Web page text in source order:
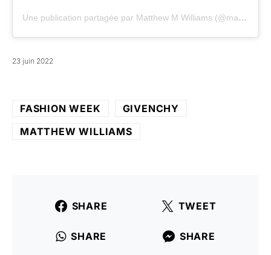
Une publication partagée par Matthew M Williams (@matthewmwilliams)
23 juin 2022
FASHION WEEK
GIVENCHY
MATTHEW WILLIAMS
SHARE TWEET
SHARE SHARE